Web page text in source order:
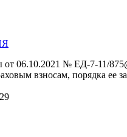
от 06.10.2021 № ЕД-7-11/
взносам, порядка ее